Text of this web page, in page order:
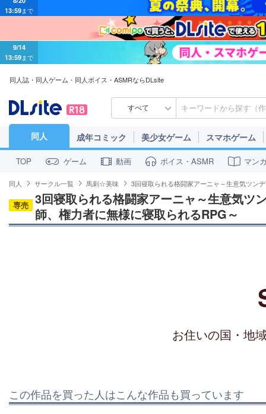
13:59まで
同人誌・同人ゲーム・同人ボイス・ASMRならDLsite
すべて
同人 成年コミック 美少女ゲーム スマホゲーム
TOP ゲーム 動画 ボイス・ASMR マン
同人 サークル一覧 馬刺☆美味 3回寝取られる格闘家アーニャ～生意気ツン
専売 3回寝取られる格闘家アーニャ～生意気ツ
師、権力者に無様に寝取られるRPG～
お住いの国・地
この作品を買った人はこんな作品も買っています